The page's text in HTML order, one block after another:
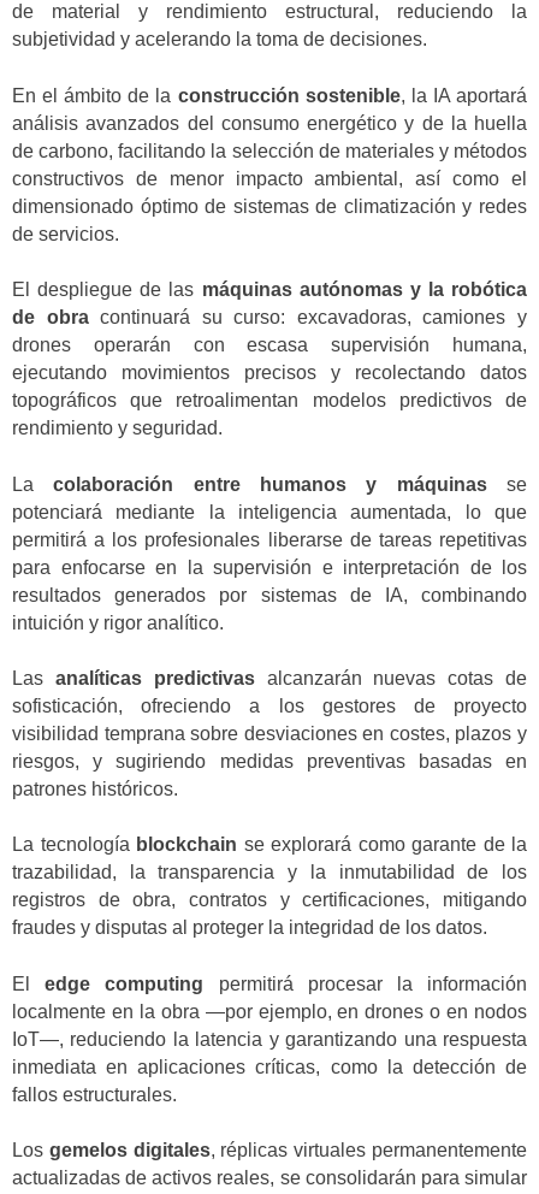
de material y rendimiento estructural, reduciendo la
subjetividad y acelerando la toma de decisiones.
En el ámbito de la construcción sostenible, la IA aportará
análisis avanzados del consumo energético y de la huella
de carbono, facilitando la selección de materiales y métodos
constructivos de menor impacto ambiental, así como el
dimensionado óptimo de sistemas de climatización y redes
de servicios.
El despliegue de las máquinas autónomas y la robótica
de obracontinuará su curso: excavadoras, camiones y
drones operarán con escasa supervisión humana,
ejecutando movimientos precisos y recolectando datos
topográficos que retroalimentan modelos predictivos de
rendimiento y seguridad.
Lacolaboración entre humanos y máquinasse
potenciará mediante la inteligencia aumentada, lo que
permitirá a los profesionales liberarse de tareas repetitivas
para enfocarse en la supervisión e interpretación de los
resultados generados por sistemas de IA, combinando
intuición y rigor analítico.
Las analíticas predictivasalcanzarán nuevas cotas de
sofisticación, ofreciendo a los gestores de proyecto
visibilidad temprana sobre desviaciones en costes, plazos y
riesgos, y sugiriendo medidas preventivas basadas en
patrones históricos.
La tecnología blockchain se explorará como garante de la
trazabilidad, la transparencia y la inmutabilidad de los
registros de obra, contratos y certificaciones, mitigando
fraudes y disputas al proteger la integridad de los datos.
Eledge computing permitirá procesar la información
localmente en la obra —por ejemplo, en drones o en nodos
IoT—, reduciendo la latencia y garantizando una respuesta
inmediata en aplicaciones críticas, como la detección de
fallos estructurales.
Los gemelos digitales, réplicas virtuales permanentemente
actualizadas de activos reales, se consolidarán para simular